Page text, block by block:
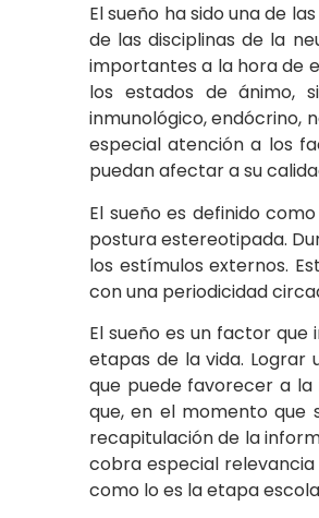
El sueño ha sido una de
de las disciplinas de la
importantes a la hora de
los estados de ánimo,
inmunológico, endócrino,
especial atención a los
puedan afectar a su
El sueño es definido
postura estereotipada.
los estímulos externos.
con una periodicidad
El sueño es un factor
etapas de la vida. Lograr
que puede favorecer a la
que, en el momento que
recapitulación de la
cobra especial
como lo es la etapa